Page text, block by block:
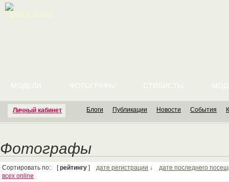
Личный кабинет
МОДЕЛИ ФОТОГРАФЫ СТИЛИСТЫ
Блоги Публикации Новости События
Фотографы
Сортировать по: [рейтингу ] дате регистрации ↓ дате последнего
всех online